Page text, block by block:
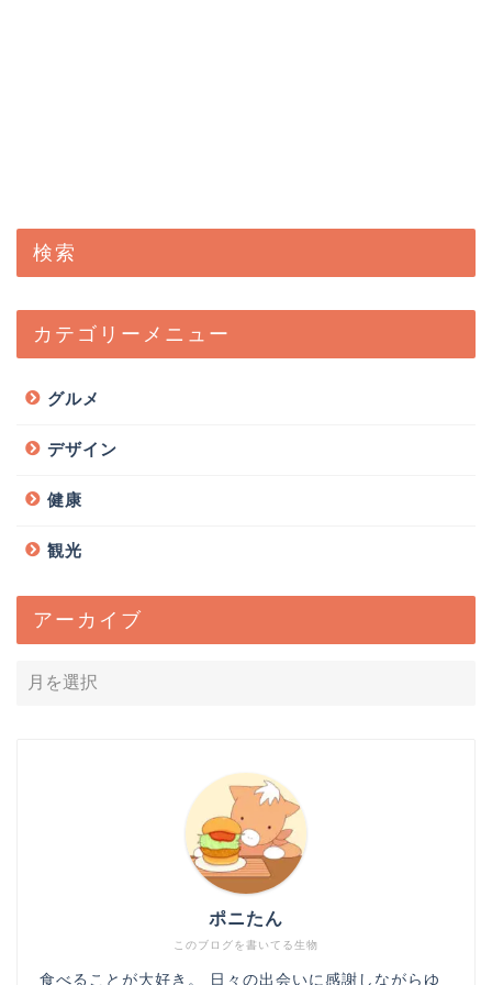
検索
カテゴリーメニュー
グルメ
デザイン
健康
観光
アーカイブ
このブログを書いてる生物
ポニたん
食べることが大好き。 日々の出会いに感謝しながらゆ